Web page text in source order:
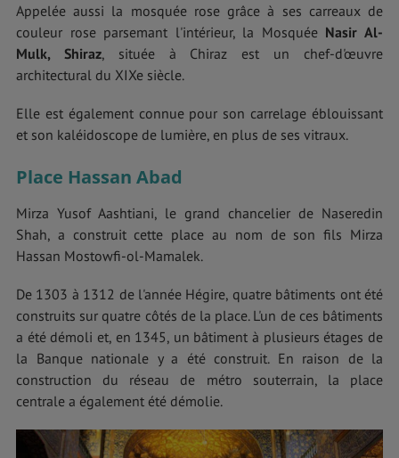
Appelée aussi la mosquée rose grâce à ses carreaux de
couleur rose parsemant l'intérieur, la Mosquée Nasir Al-
Mulk, Shiraz, située à Chiraz est un chef-d'œuvre
architectural du XIXe siècle.
Elle est également connue pour son carrelage éblouissant
et son kaléidoscope de lumière, en plus de ses vitraux.
Place Hassan Abad
Mirza Yusof Aashtiani, le grand chancelier de Naseredin
Shah, a construit cette place au nom de son fils Mirza
Hassan Mostowfi-ol-Mamalek.
De 1303 à 1312 de l'année Hégire, quatre bâtiments ont été
construits sur quatre côtés de la place. L'un de ces bâtiments
a été démoli et, en 1345, un bâtiment à plusieurs étages de
la Banque nationale y a été construit. En raison de la
construction du réseau de métro souterrain, la place
centrale a également été démolie.